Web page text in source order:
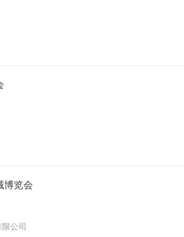
博览会
公司